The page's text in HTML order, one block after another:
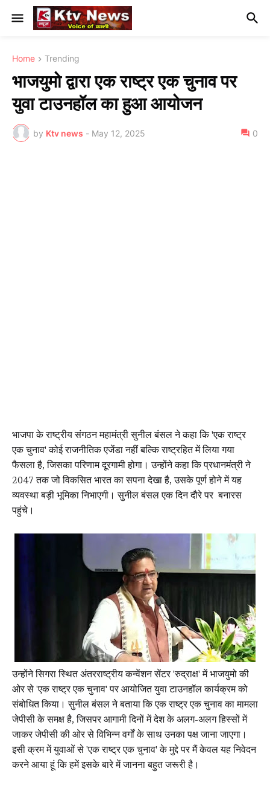
Home Trending
भाजयुमो द्वारा एक राष्ट्र एक चुनाव पर
युवा टाउनहॉल का हुआ आयोजन
by Ktv news - May 12, 2025 0
भाजपा के राष्ट्रीय संगठन महामंत्री सुनील बंसल ने कहा कि 'एक राष्ट्र
एक चुनाव' कोई राजनीतिक एजेंडा नहीं बल्कि राष्ट्रहित में लिया गया
फैसला है, जिसका परिणाम दूरगामी होगा। उन्होंने कहा कि प्रधानमंत्री ने
2047 तक जो विकसित भारत का सपना देखा है, उसके पूर्ण होने में यह
व्यवस्था बड़ी भूमिका निभाएगी। सुनील बंसल एक दिन दौरे पर बनारस
पहुंचे।
उन्होंने सिगरा स्थित अंतरराष्ट्रीय कन्वेंशन सेंटर 'रुद्राक्ष' में भाजयुमो की
ओर से 'एक राष्ट्र एक चुनाव' पर आयोजित युवा टाउनहॉल कार्यक्रम को
संबोधित किया। सुनील बंसल ने बताया कि एक राष्ट्र एक चुनाव का मामला
जेपीसी के समक्ष है, जिसपर आगामी दिनों में देश के अलग-अलग हिस्सों में
जाकर जेपीसी की ओर से विभिन्न वर्गों के साथ उनका पक्ष जाना जाएगा।
इसी क्रम में युवाओं से 'एक राष्ट्र एक चुनाव' के मुद्दे पर मैं केवल यह निवेदन
करने आया हूं कि हमें इसके बारे में जानना बहुत जरूरी है।